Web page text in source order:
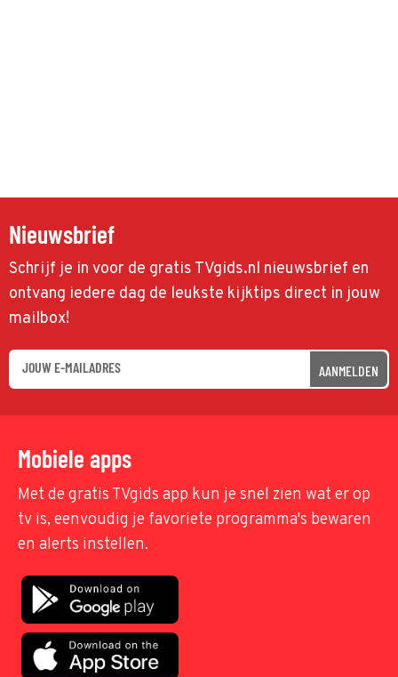
Nieuwsbrief
Schrijf je in voor de gratis TVgids.nl nieuwsbrief en
ontvang iedere dag de leukste kijktips direct in jouw
mailbox!
AANMELDEN
Mobiele apps
Met de gratis TVgids app kun je snel zien wat er op
tv is, eenvoudig je favoriete programma's bewaren
en alerts instellen.